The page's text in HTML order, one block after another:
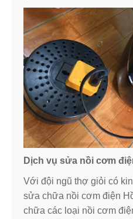
Dịch vụ sửa nồi cơm
Với đội ngũ thợ giỏi có
sửa chữa nồi cơm điện
chữa các loại nồi cơm